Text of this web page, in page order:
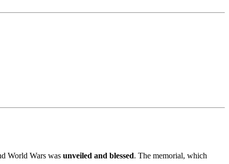
World Wars was unveiled and blessed. The memorial, which